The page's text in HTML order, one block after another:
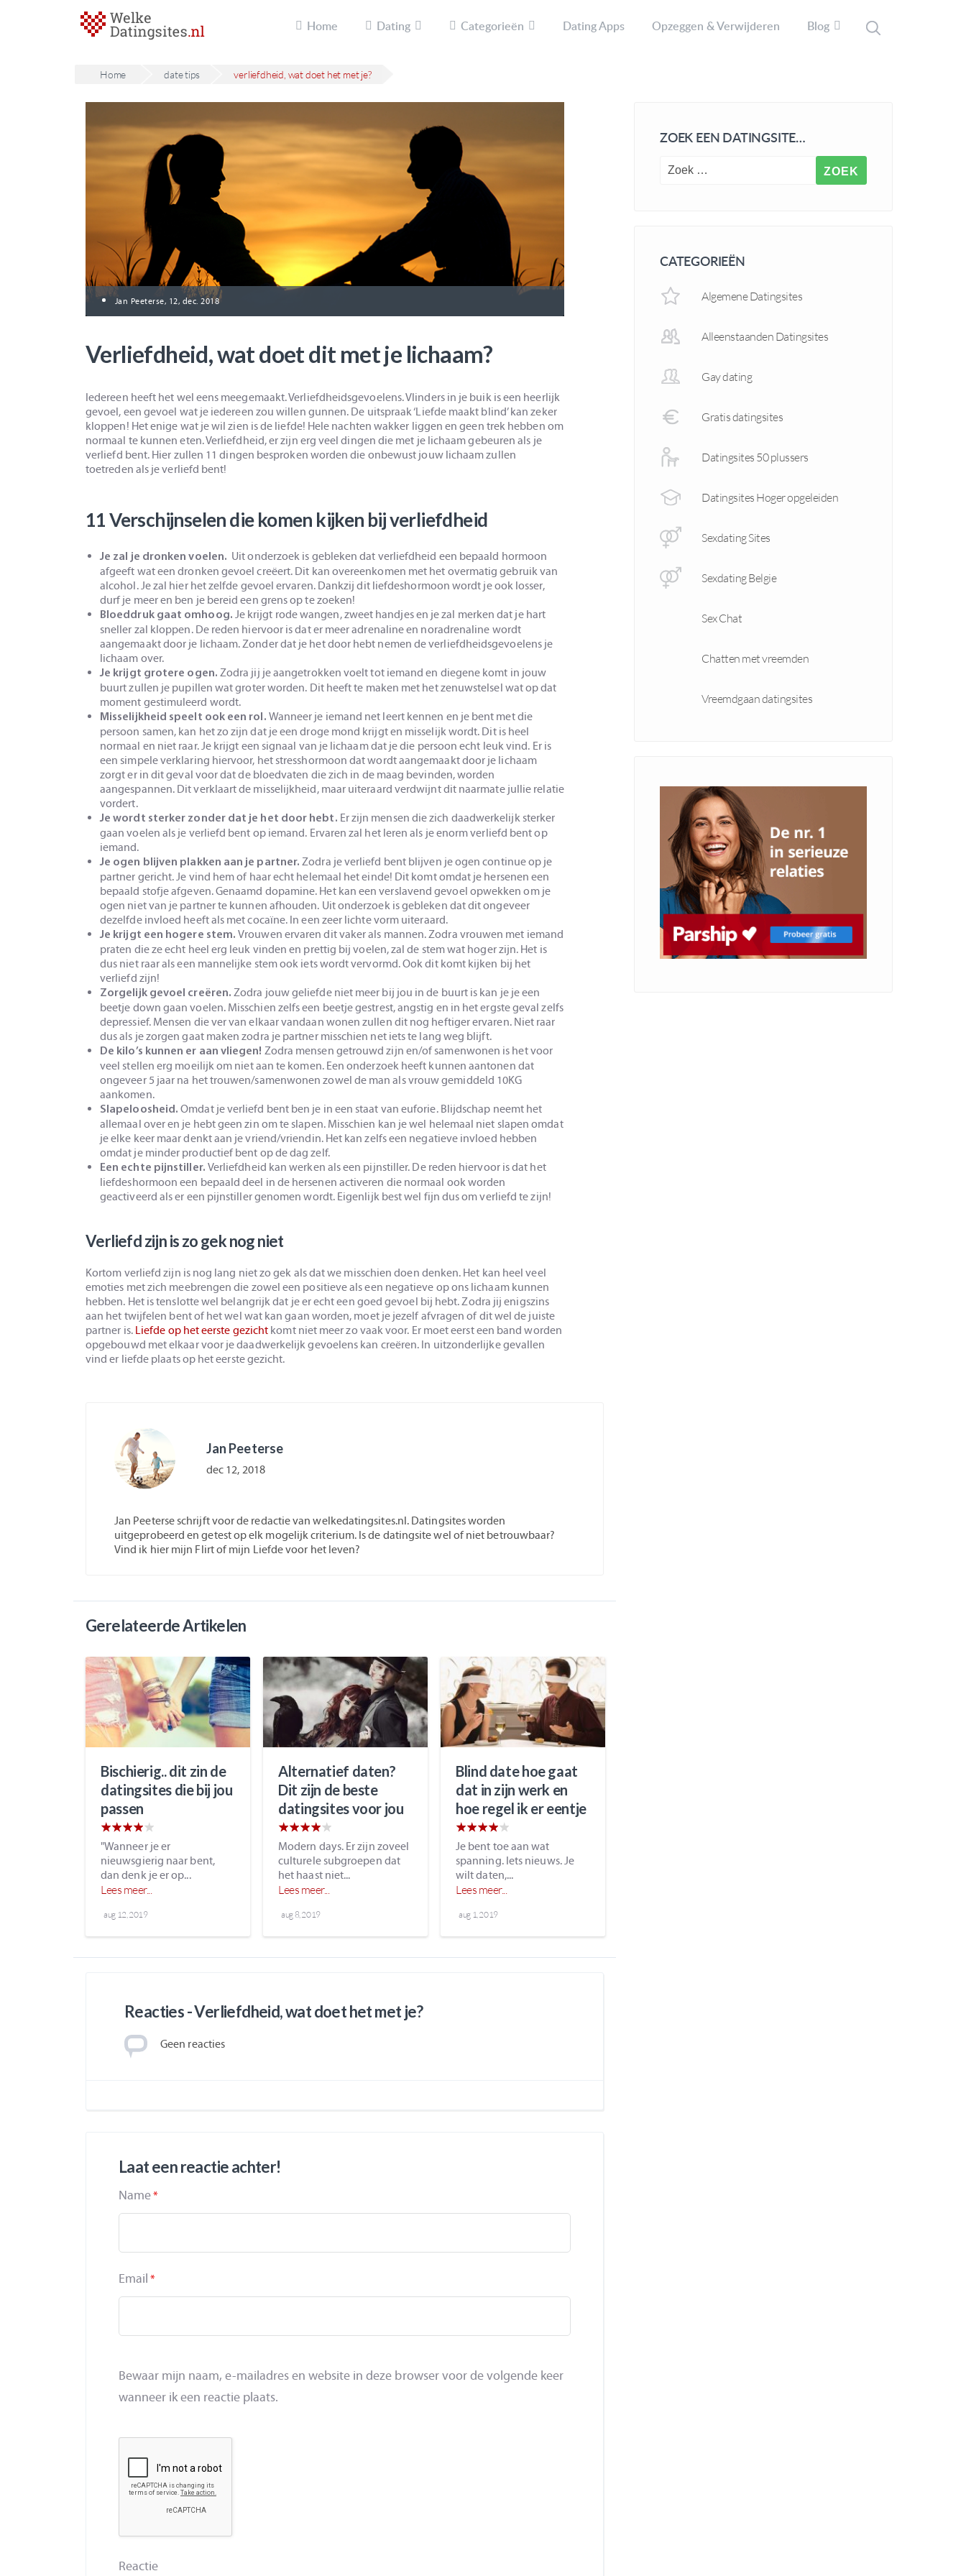
Home Dating Categorieën Dating Apps Opzeggen & Verwijderen Blog
Home date tips verliefdheid, wat doet het met je?
Jan Peeterse, 12, dec. 2018
Verliefdheid, wat doet dit met je lichaam?
Iedereen heeft het wel eens meegemaakt. Verliefdheidsgevoelens. Vlinders in je buik is een heerlijk
gevoel, een gevoel wat je iedereen zou willen gunnen. De uitspraak ‘Liefde maakt blind’ kan zeker
kloppen! Het enige wat je wil zien is de liefde! Hele nachten wakker liggen en geen trek hebben om
normaal te kunnen eten. Verliefdheid, er zijn erg veel dingen die met je lichaam gebeuren als je
verliefd bent. Hier zullen 11 dingen besproken worden die onbewust jouw lichaam zullen
toetreden als je verliefd bent!
11 Verschijnselen die komen kijken bij verliefdheid
Je zal je dronken voelen. Uit onderzoek is gebleken dat verliefdheid een bepaald hormoon
afgeeft wat een dronken gevoel creëert. Dit kan overeenkomen met het overmatig gebruik van
alcohol. Je zal hier het zelfde gevoel ervaren. Dankzij dit liefdeshormoon wordt je ook losser,
durf je meer en ben je bereid een grens op te zoeken!
Bloeddruk gaat omhoog. Je krijgt rode wangen, zweet handjes en je zal merken dat je hart
sneller zal kloppen. De reden hiervoor is dat er meer adrenaline en noradrenaline wordt
aangemaakt door je lichaam. Zonder dat je het door hebt nemen de verliefdheidsgevoelens je
lichaam over.
Je krijgt grotere ogen. Zodra jij je aangetrokken voelt tot iemand en diegene komt in jouw
buurt zullen je pupillen wat groter worden. Dit heeft te maken met het zenuwstelsel wat op dat
moment gestimuleerd wordt.
Misselijkheid speelt ook een rol. Wanneer je iemand net leert kennen en je bent met die
persoon samen, kan het zo zijn dat je een droge mond krijgt en misselijk wordt. Dit is heel
normaal en niet raar. Je krijgt een signaal van je lichaam dat je die persoon echt leuk vind. Er is
een simpele verklaring hiervoor, het stresshormoon dat wordt aangemaakt door je lichaam
zorgt er in dit geval voor dat de bloedvaten die zich in de maag bevinden, worden
aangespannen. Dit verklaart de misselijkheid, maar uiteraard verdwijnt dit naarmate jullie relatie
vordert.
Je wordt sterker zonder dat je het door hebt. Er zijn mensen die zich daadwerkelijk sterker
gaan voelen als je verliefd bent op iemand. Ervaren zal het leren als je enorm verliefd bent op
iemand.
Je ogen blijven plakken aan je partner.Zodra je verliefd bent blijven je ogen continue op je
partner gericht. Je vind hem of haar echt helemaal het einde! Dit komt omdat je hersenen een
bepaald stofje afgeven. Genaamd dopamine. Het kan een verslavend gevoel opwekken om je
ogen niet van je partner te kunnen afhouden. Uit onderzoek is gebleken dat dit ongeveer
dezelfde invloed heeft als met cocaïne. In een zeer lichte vorm uiteraard.
Je krijgt een hogere stem.Vrouwen ervaren dit vaker als mannen. Zodra vrouwen met iemand
praten die ze echt heel erg leuk vinden en prettig bij voelen, zal de stem wat hoger zijn. Het is
dus niet raar als een mannelijke stem ook iets wordt vervormd. Ook dit komt kijken bij het
verliefd zijn!
Zorgelijk gevoel creëren.Zodra jouw geliefde niet meer bij jou in de buurt is kan je je een
beetje down gaan voelen. Misschien zelfs een beetje gestrest, angstig en in het ergste geval zelfs
depressief. Mensen die ver van elkaar vandaan wonen zullen dit nog heftiger ervaren. Niet raar
dus als je zorgen gaat maken zodra je partner misschien net iets te lang weg blijft.
De kilo’s kunnen er aan vliegen! Zodra mensen getrouwd zijn en/of samenwonen is het voor
veel stellen erg moeilijk om niet aan te komen. Een onderzoek heeft kunnen aantonen dat
ongeveer 5 jaar na het trouwen/samenwonen zowel de man als vrouw gemiddeld 10KG
aankomen.
Slapeloosheid.Omdat je verliefd bent ben je in een staat van euforie. Blijdschap neemt het
allemaal over en je hebt geen zin om te slapen. Misschien kan je wel helemaal niet slapen omdat
je elke keer maar denkt aan je vriend/vriendin. Het kan zelfs een negatieve invloed hebben
omdat je minder productief bent op de dag zelf.
Een echte pijnstiller. Verliefdheid kan werken als een pijnstiller. De reden hiervoor is dat het
liefdeshormoon een bepaald deel in de hersenen activeren die normaal ook worden
geactiveerd als er een pijnstiller genomen wordt. Eigenlijk best wel fijn dus om verliefd te zijn!
Verliefd zijn is zo gek nog niet
Kortom verliefd zijn is nog lang niet zo gek als dat we misschien doen denken. Het kan heel veel
emoties met zich meebrengen die zowel een positieve als een negatieve op ons lichaam kunnen
hebben. Het is tenslotte wel belangrijk dat je er echt een goed gevoel bij hebt. Zodra jij enigszins
aan het twijfelen bent of het wel wat kan gaan worden, moet je jezelf afvragen of dit wel de juiste
partner is. Liefde op het eerste gezicht komt niet meer zo vaak voor. Er moet eerst een band worden
opgebouwd met elkaar voor je daadwerkelijk gevoelens kan creëren. In uitzonderlijke gevallen
vind er liefde plaats op het eerste gezicht.
Jan Peeterse
dec 12, 2018
Jan Peeterse schrijft voor de redactie van welkedatingsites.nl. Datingsites worden
uitgeprobeerd en getest op elk mogelijk criterium. Is de datingsite wel of niet betrouwbaar?
Vind ik hier mijn Flirt of mijn Liefde voor het leven?
Gerelateerde Artikelen
Bischierig.. dit zin de
datingsites die bij jou
passen
aug 12, 2019
"Wanneer je er
nieuwsgierig naar bent,
dan denk je er op...
Lees meer...
Alternatief daten?
Dit zijn de beste
datingsites voor jou
aug 8, 2019
Modern days. Er zijn zoveel
culturele subgroepen dat
het haast niet...
Lees meer...
Blind date hoe gaat
dat in zijn werk en
hoe regel ik er eentje
aug 1, 2019
Je bent toe aan wat
spanning. Iets nieuws. Je
wilt daten,...
Lees meer...
Reacties - Verliefdheid, wat doet het met je?
Geen reacties
Laat een reactie achter!
Name*
Email *
Bewaar mijn naam, e-mailadres en website in deze browser voor de volgende keer
wanneer ik een reactie plaats.
Reactie
ZOEK EEN DATINGSITE…
CATEGORIEËN
Algemene Datingsites
Alleenstaanden Datingsites
Gay dating
Gratis datingsites
Datingsites 50 plussers
Datingsites Hoger opgeleiden
Sexdating Sites
Sexdating Belgie
Sex Chat
Chatten met vreemden
Vreemdgaan datingsites